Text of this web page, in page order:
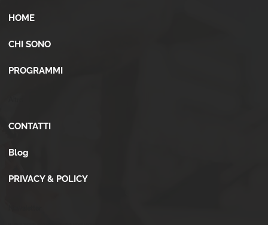
HOME
CHI SONO
PROGRAMMI
CONTATTI
Blog
PRIVACY & POLICY